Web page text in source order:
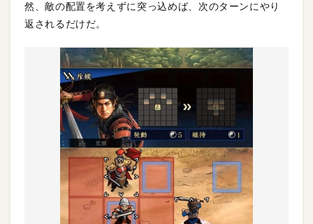
然、敵の配置を考えずに突っ込めば、次のターンにやり
返されるだけだ。